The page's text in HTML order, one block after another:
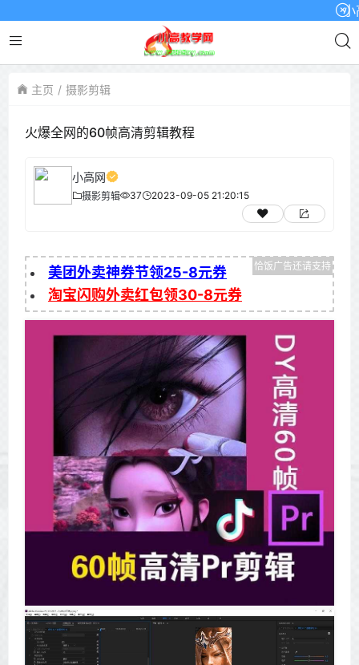
小高
主页 摄影剪辑
火爆全网的60帧高清剪辑教程
小高网
摄影剪辑 37 2023-09-05 21:20:15
美团外卖神券节领25-8元券
淘宝闪购外卖红包领30-8元券